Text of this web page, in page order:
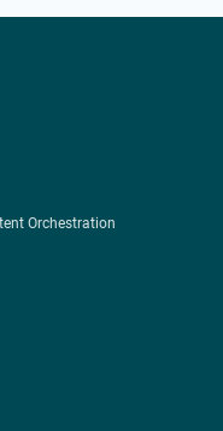
Orchestration